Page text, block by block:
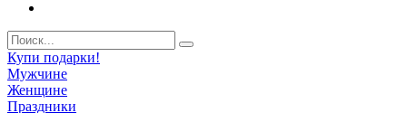
Купи подарки!
Мужчине
Женщине
Праздники